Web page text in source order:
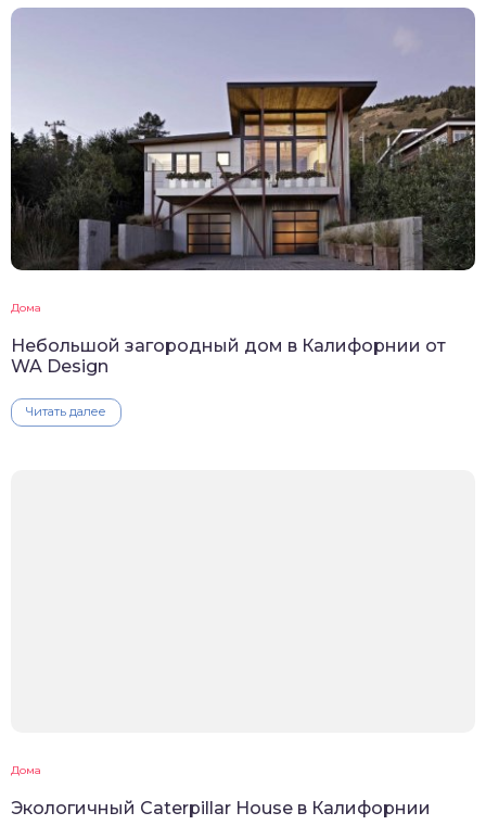
Дома
Небольшой загородный дом в Калифорнии от
WA Design
Читать далее
Дома
Экологичный Caterpillar House в Калифорнии